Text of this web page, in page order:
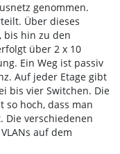
genommen.
Über dieses
bis hin zu den
über 2 x 10
Ein Weg ist passiv
Auf jeder Etage gibt
bis vier Switchen. Die
so hoch, dass man
Die verschiedenen
auf dem